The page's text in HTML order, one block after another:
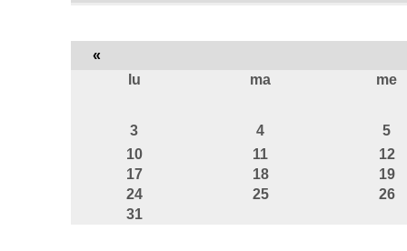
«
lu ma me
3 4
5
10
11
12
17
18
19
24
25
26
31